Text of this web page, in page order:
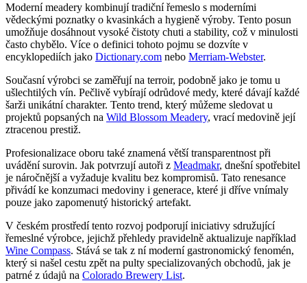
Moderní meadery kombinují tradiční řemeslo s moderními
vědeckými poznatky o kvasinkách a hygieně výroby. Tento posun
umožňuje dosáhnout vysoké čistoty chuti a stability, což v minulosti
často chybělo. Více o definici tohoto pojmu se dozvíte v
encyklopediích jako Dictionary.com nebo Merriam-Webster.
Současní výrobci se zaměřují na terroir, podobně jako je tomu u
ušlechtilých vín. Pečlivě vybírají odrůdové medy, které dávají každé
šarži unikátní charakter. Tento trend, který můžeme sledovat u
projektů popsaných na Wild Blossom Meadery, vrací medovině její
ztracenou prestiž.
Profesionalizace oboru také znamená větší transparentnost při
uvádění surovin. Jak potvrzují autoři z Meadmakr, dnešní spotřebitel
je náročnější a vyžaduje kvalitu bez kompromisů. Tato renesance
přivádí ke konzumaci medoviny i generace, které ji dříve vnímaly
pouze jako zapomenutý historický artefakt.
V českém prostředí tento rozvoj podporují iniciativy sdružující
řemeslné výrobce, jejichž přehledy pravidelně aktualizuje například
Wine Compass. Stává se tak z ní moderní gastronomický fenomén,
který si našel cestu zpět na pulty specializovaných obchodů, jak je
patrné z údajů na Colorado Brewery List.